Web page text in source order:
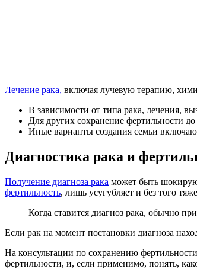
Лечение рака, включая лучевую терапию,
В зависимости от типа рака, лечения,
Для других сохранение фертильности
Иные варианты создания семьи
Диагностика рака и
Получение диагноза рака может быть
фертильность, лишь усугубляет и без того
Когда ставится диагноз рака, обычно
Если рак на момент постановки диагноза
На консультации по сохранению
фертильности, и, если применимо, понять,